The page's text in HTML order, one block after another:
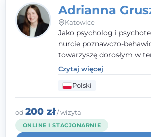
Adrianna
Katowice
Jako psycholog i
nurcie poznawczo-
towarzyszę dorosłym w
indywidualnej oraz
życia. Zależy mi, by
czym do mnie
sposób pracy do Ciebie -
schematów i bez oceniania.
Czytaj więcej
Polski
od 200 zł/ wizyta
ONLINE I STACJONARNIE